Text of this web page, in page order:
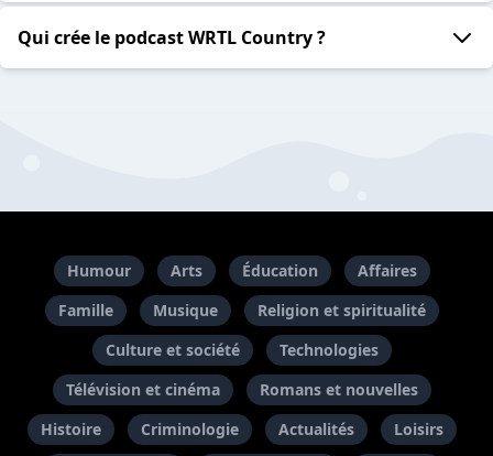
Qui crée le podcast WRTL Country ?
Humour Arts Éducation
Affaires
Famille
Musique
Religion et spiritualité
Culture et société
Technologies
Télévision et cinéma
Romans et nouvelles
Histoire
Criminologie Actualités
Loisirs